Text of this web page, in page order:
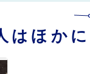
はほか